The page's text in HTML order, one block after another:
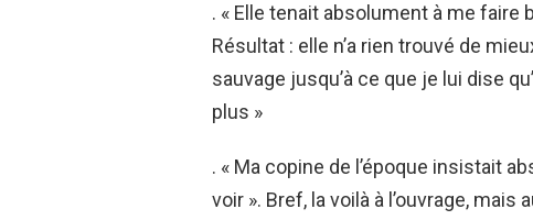
. « Elle tenait absolument à me faire
Résultat : elle n’a rien trouvé de
sauvage jusqu’à ce que je lui dise
plus »
. « Ma copine de l’époque insistait
voir ». Bref, la voilà à l’ouvrage,